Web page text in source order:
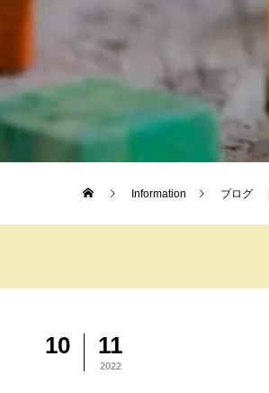
Information ブログ
10 11
2022